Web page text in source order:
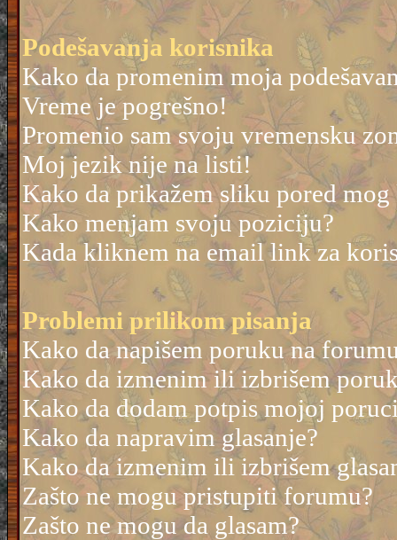
Podešavanja korisnika
Kako da promenim moja
Vreme je pogrešno!
Promenio sam svoju vremensku
Moj jezik nije na listi!
Kako da prikažem sliku pored
Kako menjam svoju poziciju?
Kada kliknem na email link za
Problemi prilikom pisanja
Kako da napišem poruku na
Kako da izmenim ili izbrišem
Kako da dodam potpis mojoj
Kako da napravim glasanje?
Kako da izmenim ili izbrišem
Zašto ne mogu pristupiti forumu?
Zašto ne mogu da glasam?